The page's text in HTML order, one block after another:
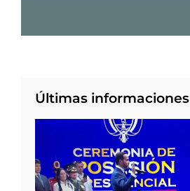
Últimas informaciones